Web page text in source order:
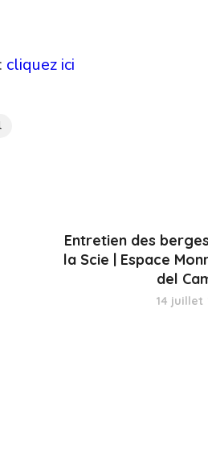
: cliquez ici
Entretien des
la Scie | Espace
del
14 juillet